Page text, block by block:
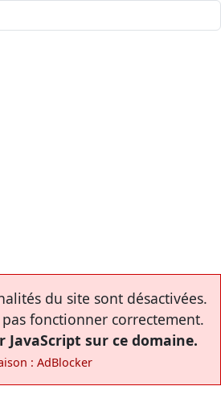
du site sont désactivées.
fonctionner correctement.
JavaScript sur ce domaine.
: AdBlocker